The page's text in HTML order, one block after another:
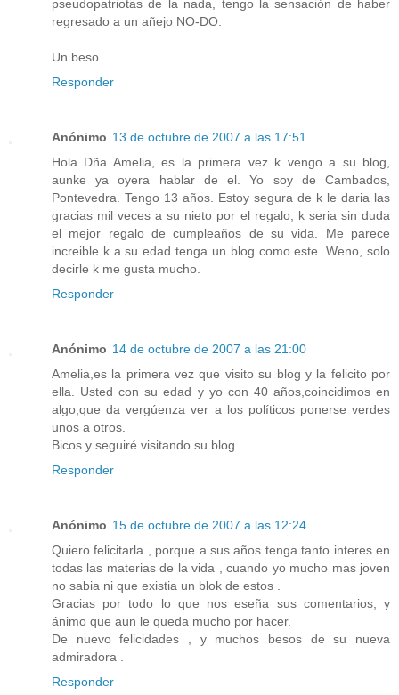
pseudopatriotas de la nada, tengo la sensación de haber
regresado a un añejo NO-DO.
Un beso.
Responder
Anónimo 13 de octubre de 2007 a las 17:51
Hola Dña Amelia, es la primera vez k vengo a su blog,
aunke ya oyera hablar de el. Yo soy de Cambados,
Pontevedra. Tengo 13 años. Estoy segura de k le daria las
gracias mil veces a su nieto por el regalo, k seria sin duda
el mejor regalo de cumpleaños de su vida. Me parece
increible k a su edad tenga un blog como este. Weno, solo
decirle k me gusta mucho.
Responder
Anónimo 14 de octubre de 2007 a las 21:00
Amelia,es la primera vez que visito su blog y la felicito por
ella. Usted con su edad y yo con 40 años,coincidimos en
algo,que da vergúenza ver a los políticos ponerse verdes
unos a otros.
Bicos y seguiré visitando su blog
Responder
Anónimo 15 de octubre de 2007 a las 12:24
Quiero felicitarla , porque a sus años tenga tanto interes en
todas las materias de la vida , cuando yo mucho mas joven
no sabia ni que existia un blok de estos .
Gracias por todo lo que nos eseña sus comentarios, y
ánimo que aun le queda mucho por hacer.
De nuevo felicidades , y muchos besos de su nueva
admiradora .
Responder